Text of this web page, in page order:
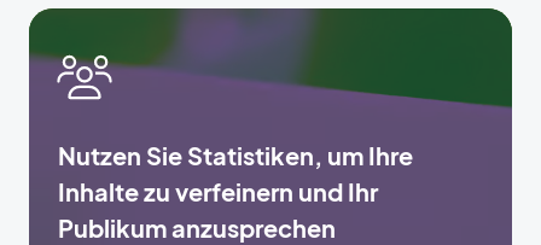
Nutzen Sie Statistiken, um Ihre
Inhalte zu verfeinern und Ihr
Publikum anzusprechen